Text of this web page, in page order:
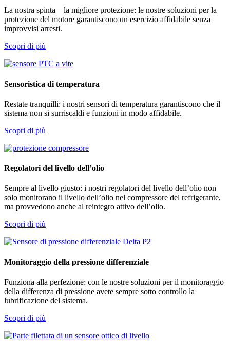
La nostra spinta – la migliore protezione: le nostre soluzioni per la
protezione del motore garantiscono un esercizio affidabile senza
improvvisi arresti.
Scopri di più
Sensoristica di temperatura
Restate tranquilli: i nostri sensori di temperatura garantiscono che il
sistema non si surriscaldi e funzioni in modo affidabile.
Scopri di più
Regolatori del livello dell’olio
Sempre al livello giusto: i nostri regolatori del livello dell’olio non
solo monitorano il livello dell’olio nel compressore del refrigerante,
ma provvedono anche al reintegro attivo dell’olio.
Scopri di più
Monitoraggio della pressione differenziale
Funziona alla perfezione: con le nostre soluzioni per il monitoraggio
della differenza di pressione avete sempre sotto controllo la
lubrificazione del sistema.
Scopri di più